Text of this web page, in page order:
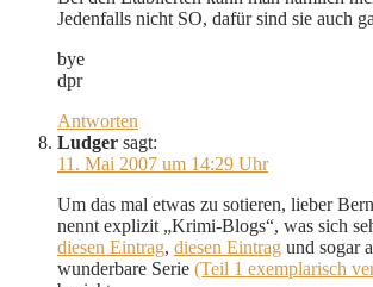
Jedenfalls nicht SO, dafür sind sie auch
bye
dpr
Antworten
Ludger sagt:
11. Mai 2007 um 14:29 Uhr
Um das mal etwas zu sotieren, lieber
nennt explizit „Krimi-Blogs“, was sich
diesen Eintrag, diesen Eintrag und sogar
wunderbare Serie (Teil 1 exemplarisch